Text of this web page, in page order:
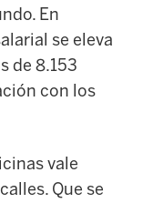
En
se eleva
de 8.153
con los
vale
Que se